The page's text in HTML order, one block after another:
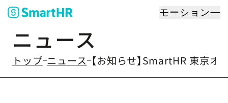
モーション
ニュース
トップ ニュースのなかの
【お知らせ】SmartHR 東京オ